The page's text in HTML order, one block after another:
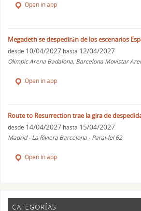
Open in app
Megadeth se despedirán de los escenarios
desde 10/04/2027 hasta 12/04/2027
Olimpic Arena Badalona, Barcelona Movistar
Open in app
Route to Resurrection trae la gira de
desde 14/04/2027 hasta 15/04/2027
Madrid - La Riviera Barcelona - Paral-lel 62
Open in app
CATEGORÍAS